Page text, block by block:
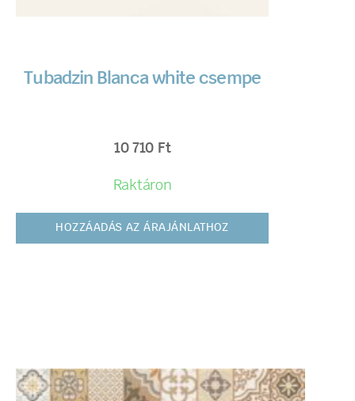
Tubadzin Blanca white csempe
10 710 Ft
Raktáron
HOZZÁADÁS AZ ÁRAJÁNLATHOZ